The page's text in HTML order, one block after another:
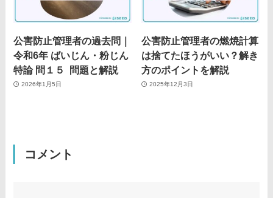
公害防止管理者の過去問｜
令和6年 ばいじん・粉じん
特論 問１５ 問題と解説
2026年1月5日
公害防止管理者の燃焼計算
は捨てたほうがいい？解き
方のポイントを解説
2025年12月3日
コメント